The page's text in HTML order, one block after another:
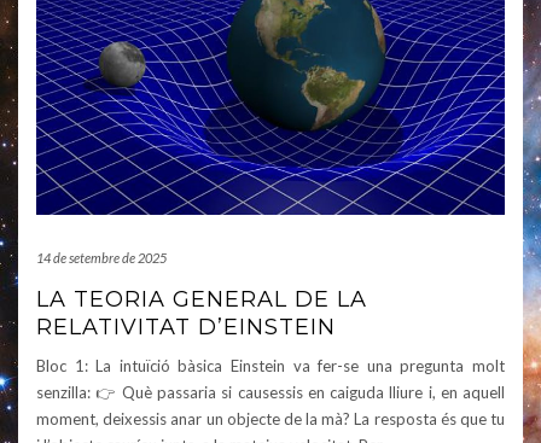
14 de setembre de 2025
LA TEORIA GENERAL DE LA
RELATIVITAT D’EINSTEIN
Bloc 1: La intuïció bàsica Einstein va fer-se una pregunta molt
senzilla: 👉 Què passaria si causessis en caiguda lliure i, en aquell
moment, deixessis anar un objecte de la mà? La resposta és que tu